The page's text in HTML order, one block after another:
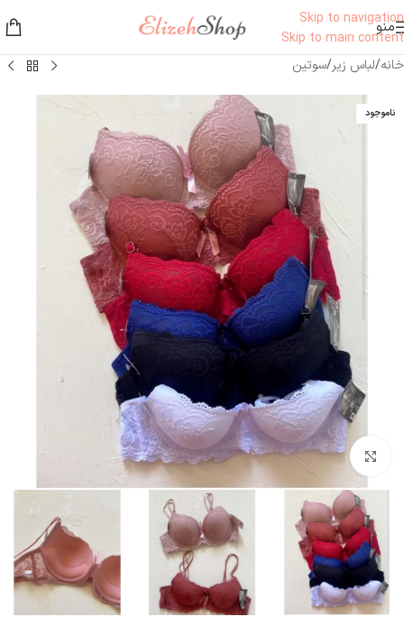
Skip to navigation
Skip to main content
منو
خانه/لباس زیر/سوتین
ناموجود
بزرگنمایی تصویر